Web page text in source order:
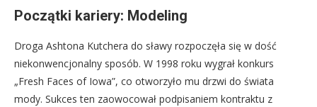
Początki kariery: Modeling
Droga Ashtona Kutchera do sławy rozpoczęła się w dość
niekonwencjonalny sposób. W 1998 roku wygrał konkurs
„Fresh Faces of Iowa”, co otworzyło mu drzwi do świata
mody. Sukces ten zaowocował podpisaniem kontraktu z